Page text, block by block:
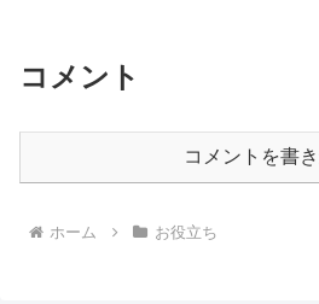
コメント
コメントを書
ホーム お役立ち